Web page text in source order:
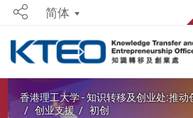
Share简体
Start main content
香港理工大学 - 知识转移及创业处:推
创业支援
初创